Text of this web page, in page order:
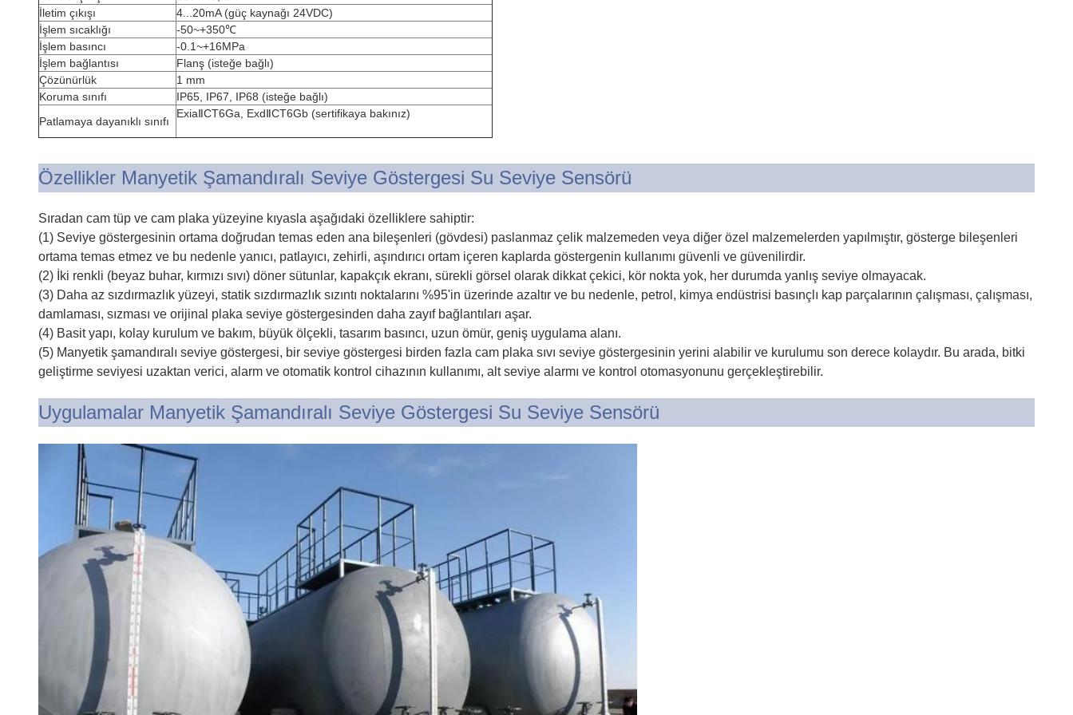
İletim çıkışı
4...20mA (güç kaynağı 24VDC)
İşlem sıcaklığı
-50~+350℃
İşlem basıncı
-0.1~+16MPa
İşlem bağlantısı
Flanş (isteğe bağlı)
Çözünürlük
1 mm
Koruma sınıfı
IP65, IP67, IP68 (isteğe bağlı)
Patlamaya dayanıklı sınıfı
ExiaⅡCT6Ga, ExdⅡCT6Gb (sertifikaya bakınız)
Özellikler Manyetik Şamandıralı Seviye Göstergesi Su Seviye Sensörü
Sıradan cam tüp ve cam plaka yüzeyine kıyasla aşağıdaki özelliklere sahiptir:
(1) Seviye göstergesinin ortama doğrudan temas eden ana bileşenleri (gövdesi) paslanmaz çelik malzemeden veya diğer özel malzemelerden yapılmıştır, gösterge bileşenleri
ortama temas etmez ve bu nedenle yanıcı, patlayıcı, zehirli, aşındırıcı ortam içeren kaplarda göstergenin kullanımı güvenli ve güvenilirdir.
(2) İki renkli (beyaz buhar, kırmızı sıvı) döner sütunlar, kapakçık ekranı, sürekli görsel olarak dikkat çekici, kör nokta yok, her durumda yanlış seviye olmayacak.
(3) Daha az sızdırmazlık yüzeyi, statik sızdırmazlık sızıntı noktalarını %95'in üzerinde azaltır ve bu nedenle, petrol, kimya endüstrisi basınçlı kap parçalarının çalışması, çalışması,
damlaması, sızması ve orijinal plaka seviye göstergesinden daha zayıf bağlantıları aşar.
(4) Basit yapı, kolay kurulum ve bakım, büyük ölçekli, tasarım basıncı, uzun ömür, geniş uygulama alanı.
(5) Manyetik şamandıralı seviye göstergesi, bir seviye göstergesi birden fazla cam plaka sıvı seviye göstergesinin yerini alabilir ve kurulumu son derece kolaydır. Bu arada, bitki
geliştirme seviyesi uzaktan verici, alarm ve otomatik kontrol cihazının kullanımı, alt seviye alarmı ve kontrol otomasyonunu gerçekleştirebilir.
Uygulamalar Manyetik Şamandıralı Seviye Göstergesi Su Seviye Sensörü